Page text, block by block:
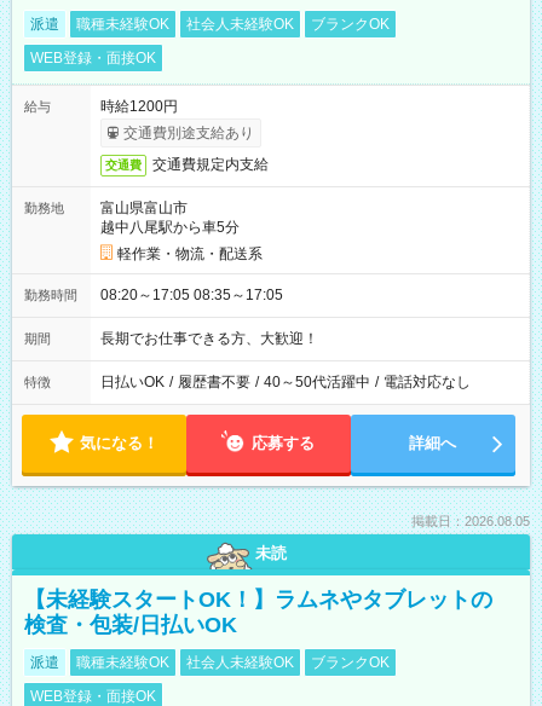
派遣 職種未経験OK 社会人未経験OK
ブランクOK
WEB登録・面接OK
給与
時給1200円
交通費別途支給あり
交通費 交通費規定内支給
勤務地
富山県富山市
越中八尾駅から車5分
軽作業・物流・配送系
勤務時間 08:20～17:05 08:35～17:05
期間 長期でお仕事できる方、大歓迎！
特徴 日払いOK / 履歴書不要 / 40～50代活躍中 / 電話対応なし
気になる！ 応募する 詳細へ
掲載日：2026.08.05
未読
【未経験スタートOK！】ラムネやタブレットの
検査・包装/日払いOK
派遣 職種未経験OK 社会人未経験OK
ブランクOK
WEB登録・面接OK